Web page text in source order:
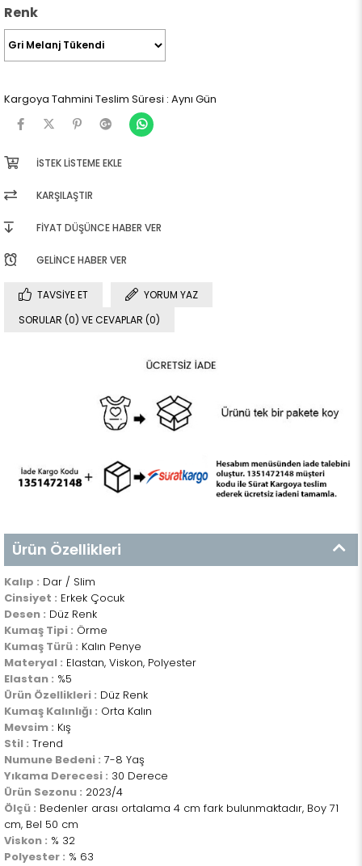
Renk
Kargoya Tahmini Teslim Süresi : Aynı Gün
İSTEK LISTEME EKLE
KARŞILAŞTIR
FIYAT DÜŞÜNCE HABER VER
GELINCE HABER VER
TAVSIYE ET
YORUM YAZ
SORULAR (0) VE CEVAPLAR (0)
Ürün Özellikleri
Kalıp : Dar / Slim
Cinsiyet : Erkek Çocuk
Desen : Düz Renk
Kumaş Tipi : Örme
Kumaş Türü : Kalın Penye
Materyal : Elastan, Viskon, Polyester
Elastan : %5
Ürün Özellikleri : Düz Renk
Kumaş Kalınlığı : Orta Kalın
Mevsim : Kış
Stil : Trend
Numune Bedeni : 7-8 Yaş
Yıkama Derecesi : 30 Derece
Ürün Sezonu : 2023/4
Ölçü : Bedenler arası ortalama 4 cm fark bulunmaktadır, Boy 71
cm, Bel 50 cm
Viskon : % 32
Polyester : % 63